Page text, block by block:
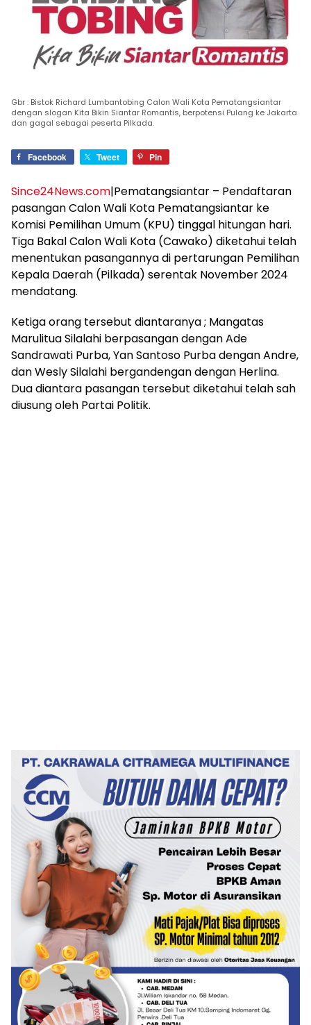
Gbr : Bistok Richard Lumbantobing Calon Wali Kota Pematangsiantar
dengan slogan Kita Bikin Siantar Romantis, berpotensi Pulang ke Jakarta
dan gagal sebagai peserta Pilkada.
Facebook Tweet Pin
Since24News.com|Pematangsiantar – Pendaftaran
pasangan Calon Wali Kota Pematangsiantar ke
Komisi Pemilihan Umum (KPU) tinggal hitungan hari.
Tiga Bakal Calon Wali Kota (Cawako) diketahui telah
menentukan pasangannya di pertarungan Pemilihan
Kepala Daerah (Pilkada) serentak November 2024
mendatang.
Ketiga orang tersebut diantaranya ; Mangatas
Marulitua Silalahi berpasangan dengan Ade
Sandrawati Purba, Yan Santoso Purba dengan Andre,
dan Wesly Silalahi bergandengan dengan Herlina.
Dua diantara pasangan tersebut diketahui telah sah
diusung oleh Partai Politik.